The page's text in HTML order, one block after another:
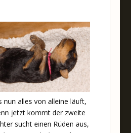
nun alles von alleine läuft,
jetzt kommt der zweite
sucht einen Rüden aus,